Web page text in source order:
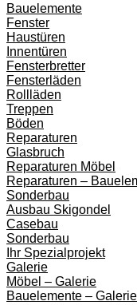
Bauelemente
Fenster
Haustüren
Innentüren
Fensterbretter
Fensterläden
Rollläden
Treppen
Böden
Reparaturen
Glasbruch
Reparaturen Möbel
Reparaturen –
Sonderbau
Ausbau Skigondel
Casebau
Sonderbau
Ihr Spezialprojekt
Galerie
Möbel – Galerie
Bauelemente – Galerie